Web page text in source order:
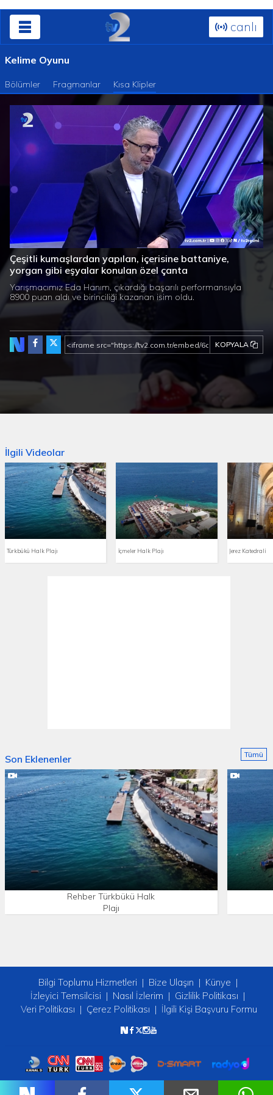
canlı
Kelime Oyunu
Bölümler Fragmanlar Kısa Klipler
Süre / Toplam
Süre
Yüklendi
Yükleniyor
Çeşitli kumaşlardan yapılan, içerisine battaniye,
yorgan gibi eşyalar konulan özel çanta
Yarışmacımız Eda Hanım, çıkardığı başarılı performansıyla
8900 puan aldı ve birinciliği kazanan isim oldu.
KOPYALA
İlgili Videolar
Türkbükü Halk Plajı İçmeler Halk Plajı Jerez Katedrali
Son Eklenenler
Rehber Türkbükü Halk
Plajı
Tümü
Bilgi Toplumu Hizmetleri Bize Ulaşın
Künye
İzleyici Temsilcisi
Nasıl İzlerim
Gizlilik Politikası
Veri Politikası
Çerez Politikası İlgili Kişi Başvuru Formu